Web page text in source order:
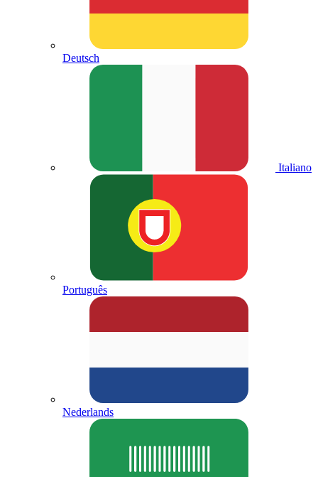
Deutsch
Italiano
Português
Nederlands